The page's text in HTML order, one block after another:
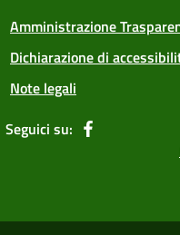
Amministrazione
Dichiarazione di
Note legali
Seguici su: